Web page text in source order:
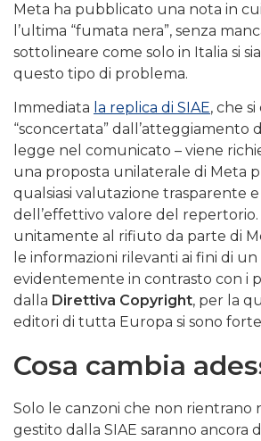
Meta ha pubblicato una nota in
l’ultima “fumata nera”, senza
sottolineare come solo in Italia si
questo tipo di problema.
Immediata la replica di SIAE, che
“sconcertata” dall’atteggiamento di
legge nel comunicato – viene
una proposta unilaterale di Meta
qualsiasi valutazione trasparente e
dell’effettivo valore del repertorio.
unitamente al rifiuto da parte di
le informazioni rilevanti ai fini di
evidentemente in contrasto con i
dalla Direttiva Copyright, per la
editori di tutta Europa si sono
Cosa cambia
Solo le canzoni che non rientrano
gestito dalla SIAE saranno ancora